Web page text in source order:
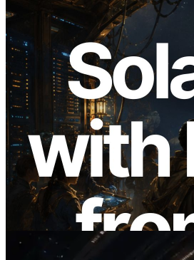
2026.08.05
ERPC ขยาย Solana
การวัด Ping จาก 7
เปิดตัว Validators